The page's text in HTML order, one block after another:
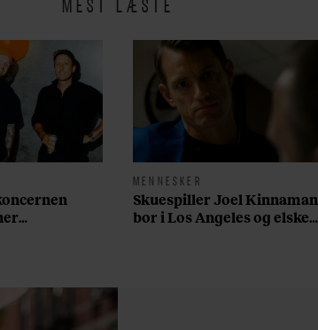
MENNESKER
Skuespiller Joel Kinnaman
bor i Los Angeles og elsker